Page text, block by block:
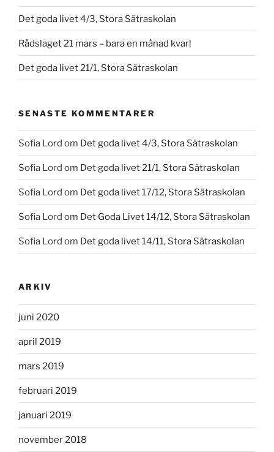
Det goda livet 4/3, Stora Sätraskolan
Rådslaget 21 mars – bara en månad kvar!
Det goda livet 21/1, Stora Sätraskolan
SENASTE KOMMENTARER
Sofia Lord om Det goda livet 4/3, Stora Sätraskolan
Sofia Lord om Det goda livet 21/1, Stora Sätraskolan
Sofia Lord om Det goda livet 17/12, Stora Sätraskolan
Sofia Lord om Det Goda Livet 14/12, Stora Sätraskolan
Sofia Lord om Det goda livet 14/11, Stora Sätraskolan
ARKIV
juni 2020
april 2019
mars 2019
februari 2019
januari 2019
november 2018